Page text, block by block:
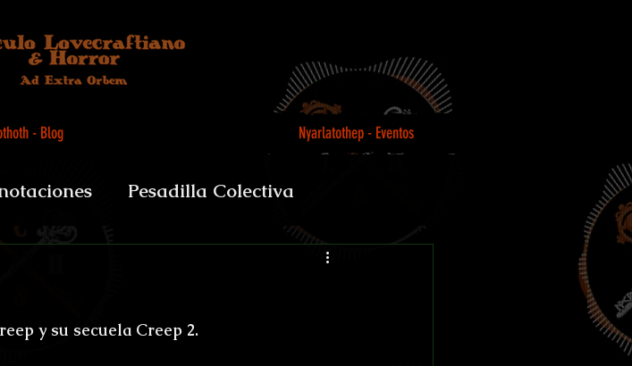
- Blog Nyarlatothep - Eventos
Pesadilla Colectiva
datos
Medicinae Officium
y su secuela Creep 2.